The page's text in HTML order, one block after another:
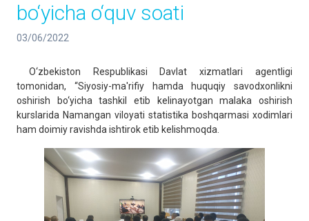
bo‘yicha o‘quv soati
03/06/2022
O‘zbekiston Respublikasi Davlat xizmatlari agentligi
tomonidan, “Siyosiy-ma'rifiy hamda huquqiy savodxonlikni
oshirish bo‘yicha tashkil etib kelinayotgan malaka oshirish
kurslarida Namangan viloyati statistika boshqarmasi xodimlari
ham doimiy ravishda ishtirok etib kelishmoqda.